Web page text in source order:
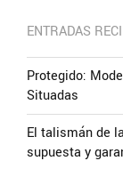
ENTRADAS
Protegido:
Situadas
El talismán de
supuesta y